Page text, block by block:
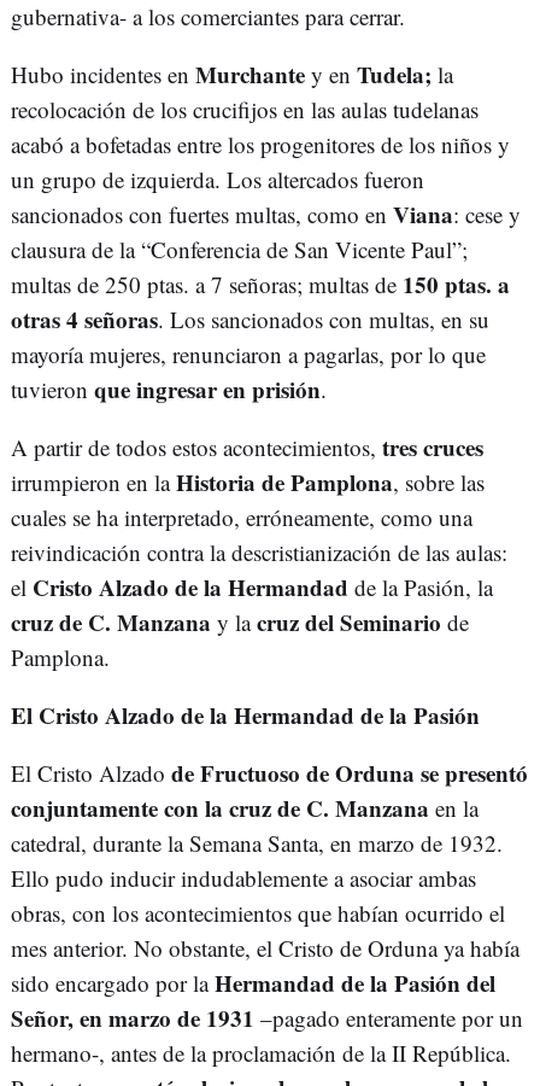
gubernativa- a los comerciantes para cerrar.
Hubo incidentes en Murchante y en Tudela; la
recolocación de los crucifijos en las aulas tudelanas
acabó a bofetadas entre los progenitores de los niños y
un grupo de izquierda. Los altercados fueron
sancionados con fuertes multas, como en Viana: cese y
clausura de la “Conferencia de San Vicente Paul”;
multas de 250 ptas. a 7 señoras; multas de 150 ptas. a
otras 4 señoras. Los sancionados con multas, en su
mayoría mujeres, renunciaron a pagarlas, por lo que
tuvieron que ingresar en prisión.
A partir de todos estos acontecimientos, tres cruces
irrumpieron en laHistoria de Pamplona, sobre las
cuales se ha interpretado, erróneamente, como una
reivindicación contra la descristianización de las aulas:
el Cristo Alzado de la Hermandad de la Pasión, la
cruz de C. Manzana y lacruz del Seminario de
Pamplona.
El Cristo Alzado de la Hermandad de la Pasión
El Cristo Alzado de Fructuoso de Orduna se presentó
conjuntamente con la cruz de C. Manzana en la
catedral, durante la Semana Santa, en marzo de 1932.
Ello pudo inducir indudablemente a asociar ambas
obras, con los acontecimientos que habían ocurrido el
mes anterior. No obstante, el Cristo de Orduna ya había
sido encargado por laHermandad de la Pasión del
Señor, en marzo de 1931 –pagado enteramente por un
hermano-, antes de la proclamación de la II República.